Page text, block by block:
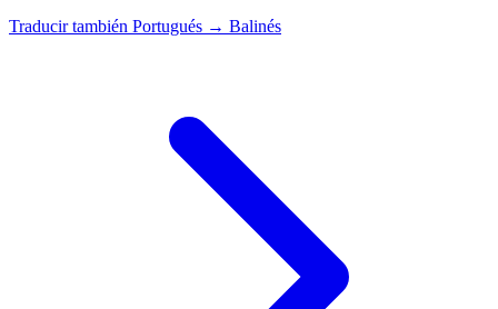
Traducir también Portugués → Balinés